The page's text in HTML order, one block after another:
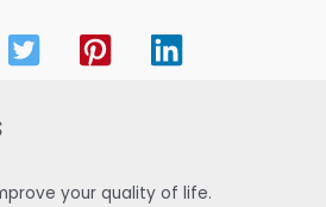
your quality of life.